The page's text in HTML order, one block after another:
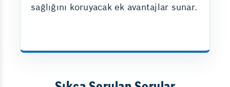
sağlığını koruyacak ek avantajlar sunar.